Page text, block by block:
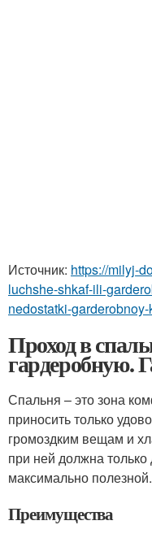
Источник: https://milyj-
luchshe-shkaf-ili-
nedostatki-
Проход в
гардеробную.
Спальня – это зона
приносить только
громоздким вещам и
при ней должна
максимально полезной.
Преимущества